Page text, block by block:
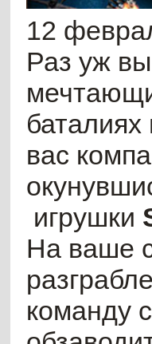
12
Раз уж вы
вас
игрушки
На ваше
команду